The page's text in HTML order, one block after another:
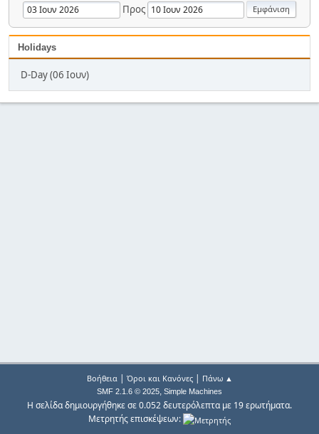
Προς
Holidays
D-Day (06 Ιουν)
Βοήθεια| Όροι και Κανόνες| Πάνω ▲
SMF 2.1.6 © 2025, Simple Machines
Η σελίδα δημιουργήθηκε σε 0.052 δευτερόλεπτα με 19 ερωτήματα.
Μετρητής επισκέψεων: